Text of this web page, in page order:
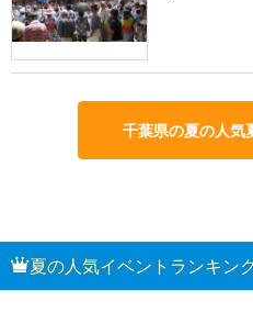
千葉県の夏の人気
夏の人気イベントランキン